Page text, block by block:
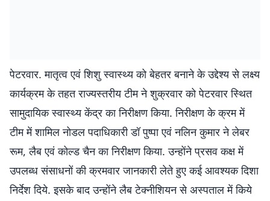
पेटरवार. मातृत्व एवं शिशु स्वास्थ्य को बेहतर बनाने के उद्देश्य से लक्ष्य
कार्यक्रम के तहत राज्यस्तरीय टीम ने शुक्रवार को पेटरवार स्थित
सामुदायिक स्वास्थ्य केंद्र का निरीक्षण किया. निरीक्षण के क्रम में
टीम में शामिल नोडल पदाधिकारी डॉ पुष्पा एवं नलिन कुमार ने लेबर
रूम, लैब एवं कोल्ड चैन का निरीक्षण किया. उन्होंने प्रसव कक्ष में
उपलब्ध संसाधनों की क्रमवार जानकारी लेते हुए कई आवश्यक दिशा
निर्देश दिये. इसके बाद उन्होंने लैब टेक्नीशियन से अस्पताल में किये